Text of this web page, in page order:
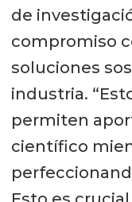
de
compromiso
soluciones
industria.
permiten
científico